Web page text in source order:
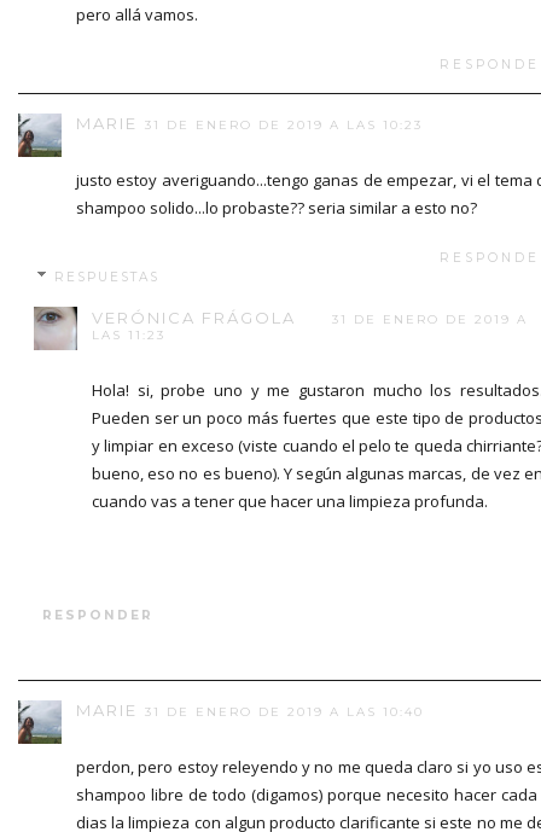
pero allá vamos.
MARIE 31 DE ENERO DE 2019 A LAS 10:23
justo estoy averiguando...tengo ganas de empezar, vi el tema
shampoo solido...lo probaste?? seria similar a esto no?
RESPUESTAS
VERÓNICA FRÁGOLA
31 DE ENERO DE 2019 A
LAS 11:23
Hola! si, probe uno y me gustaron mucho los
Pueden ser un poco más fuertes que este tipo de
y limpiar en exceso (viste cuando el pelo te queda
bueno, eso no es bueno). Y según algunas marcas, de vez
cuando vas a tener que hacer una limpieza profunda.
RESPONDER
MARIE 31 DE ENERO DE 2019 A LAS 10:40
perdon, pero estoy releyendo y no me queda claro si yo uso
shampoo libre de todo (digamos) porque necesito hacer cada
dias la limpieza con algun producto clarificante si este no me